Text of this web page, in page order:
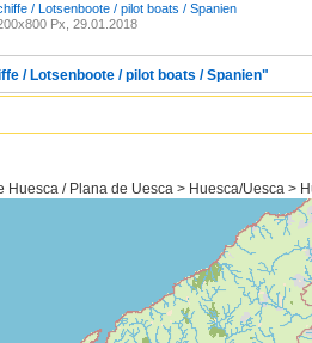
/ Lotsenboote / pilot boats / Spanien
Px, 29.01.2018
/ Lotsenboote / pilot boats / Spanien"
Huesca / Plana de Uesca > Huesca/Uesca >